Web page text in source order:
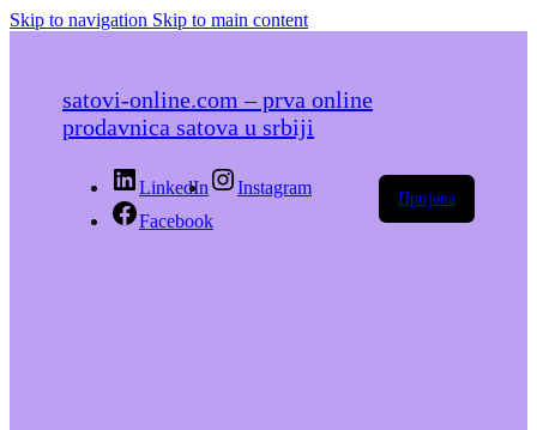
Skip to navigation Skip to main content
satovi-online.com – prva online
prodavnica satova u srbiji
LinkedIn
Instagram
Facebook
Пријава